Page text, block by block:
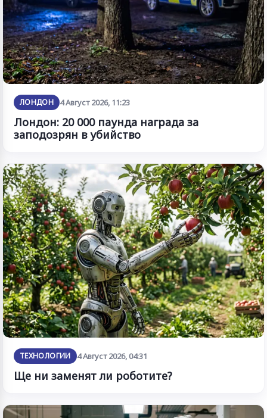
ЛОНДОН 4 Август 2026, 11:23
Лондон: 20 000 паунда награда за
заподозрян в убийство
ТЕХНОЛОГИИ 4 Август 2026, 04:31
Ще ни заменят ли роботите?